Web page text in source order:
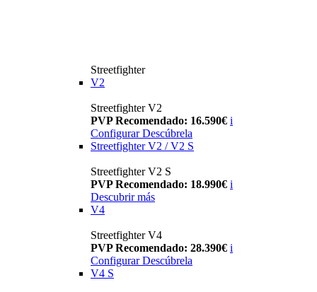
Streetfighter
V2
Streetfighter V2
PVP Recomendado: 16.590€ i
Configurar Descúbrela
Streetfighter V2 / V2 S
Streetfighter V2 S
PVP Recomendado: 18.990€ i
Descubrir más
V4
Streetfighter V4
PVP Recomendado: 28.390€ i
Configurar Descúbrela
V4 S